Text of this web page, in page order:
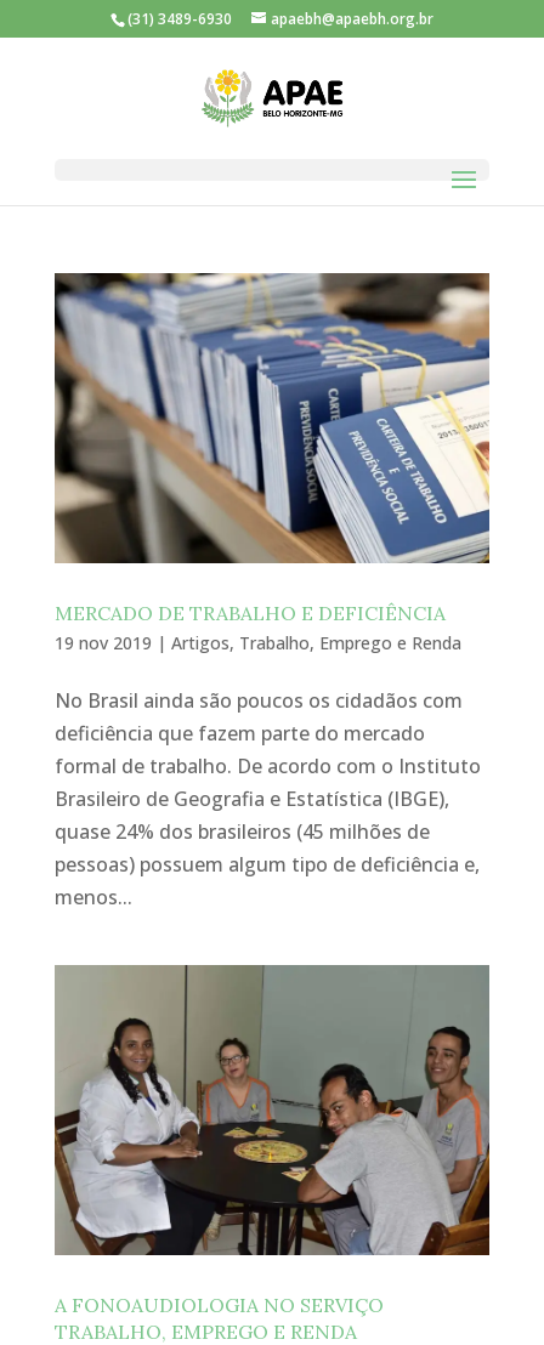
(31) 3489-6930 apaebh@apaebh.org.br
MERCADO DE TRABALHO E DEFICIÊNCIA
19 nov 2019 | Artigos, Trabalho, Emprego e Renda
No Brasil ainda são poucos os cidadãos com
deficiência que fazem parte do mercado
formal de trabalho. De acordo com o Instituto
Brasileiro de Geografia e Estatística (IBGE),
quase 24% dos brasileiros (45 milhões de
pessoas) possuem algum tipo de deficiência e,
menos...
A FONOAUDIOLOGIA NO SERVIÇO
TRABALHO, EMPREGO E RENDA